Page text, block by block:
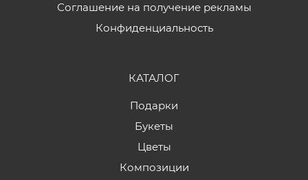
Соглашение на получение рекламы
Конфиденциальность
КАТАЛОГ
Подарки
Букеты
Цветы
Композиции